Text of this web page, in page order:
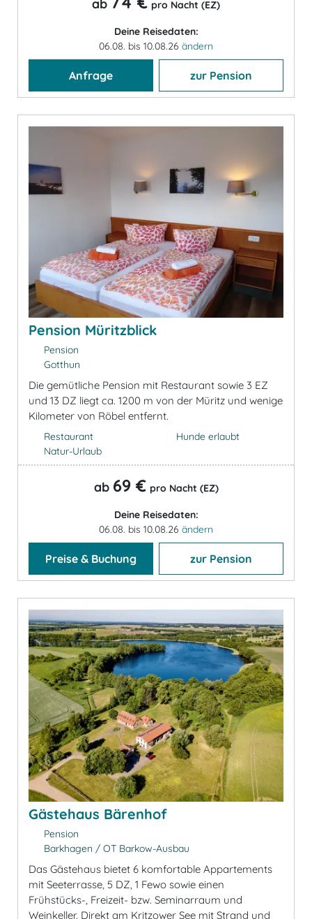
ab pro Nacht (EZ)
Deine Reisedaten:
06.08. bis 10.08.26 ändern
Anfrage zur Pension
Pension Müritzblick
Pension
Gotthun
Die gemütliche Pension mit Restaurant sowie 3 EZ
und 13 DZ liegt ca. 1200 m von der Müritz und wenige
Kilometer von Röbel entfernt.
Restaurant
Natur-Urlaub
Hunde erlaubt
ab 69 € pro Nacht (EZ)
Deine Reisedaten:
06.08. bis 10.08.26 ändern
Preise & Buchung zur Pension
Gästehaus Bärenhof
Pension
Barkhagen / OT Barkow-Ausbau
Das Gästehaus bietet 6 komfortable Appartements
mit Seeterrasse, 5 DZ, 1 Fewo sowie einen
Frühstücks-, Freizeit- bzw. Seminarraum und
Weinkeller. Direkt am Kritzower See mit Strand und